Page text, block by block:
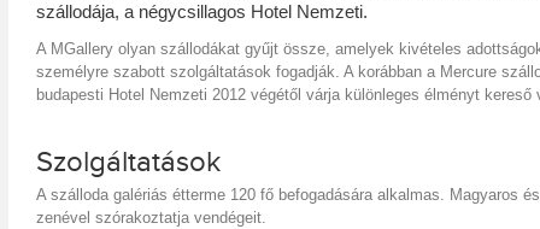
szállodája, a négycsillagos Hotel Nemzeti.
A MGallery olyan szállodákat gyűjt össze, amelyek kivételes
személyre szabott szolgáltatások fogadják. A korábban a Mercure
budapesti Hotel Nemzeti 2012 végétől várja különleges élményt kereső
Szolgáltatások
A szálloda galériás étterme 120 fő befogadására alkalmas. Magyaros
zenével szórakoztatja vendégeit.